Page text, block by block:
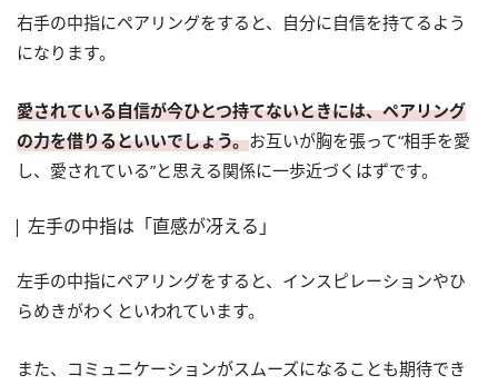
右手の中指にペアリングをすると、自分に自信を持てるよう
になります。
愛されている自信が今ひとつ持てないときには、ペアリング
の力を借りるといいでしょう。お互いが胸を張って“相手を愛
し、愛されている”と思える関係に一歩近づくはずです。
左手の中指は「直感が冴える」
左手の中指にペアリングをすると、インスピレーションやひ
らめきがわくといわれています。
また、コミュニケーションがスムーズになることも期待でき